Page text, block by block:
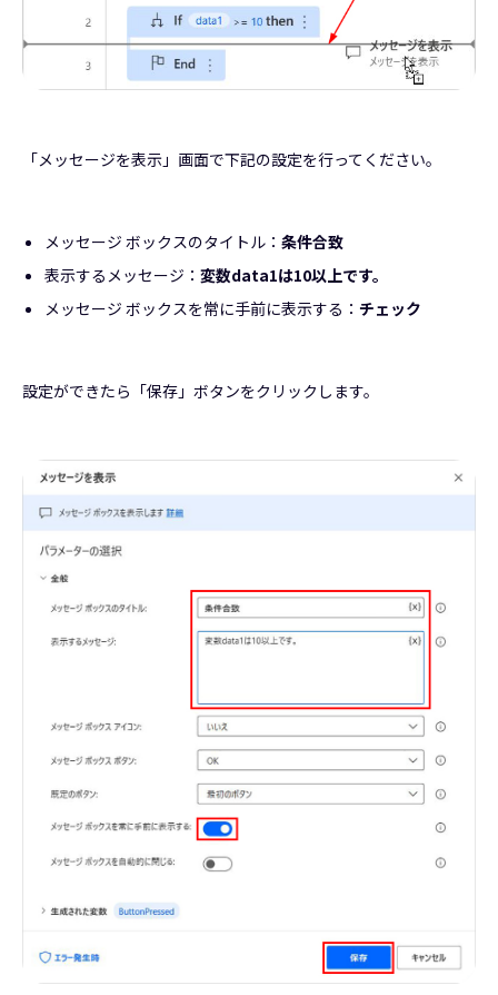
「メッセージを表示」画面で下記の設定を行ってください。
メッセージ ボックスのタイトル： 条件合致
表示するメッセージ： 変数data1は10以上です。
メッセージ ボックスを常に手前に表示する： チェック
設定ができたら「保存」ボタンをクリックします。